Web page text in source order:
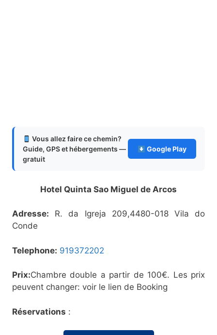
Vous allez faire ce chemin?
Guide, GPS et hébergements —
gratuit
Google Play
Hotel Quinta Sao Miguel de Arcos
Adresse: R. da Igreja 209,4480-018 Vila do
Conde
Telephone: 919372202
Prix:Chambre double a partir de 100€. Les prix
peuvent changer: voir le lien de Booking
Réservations :